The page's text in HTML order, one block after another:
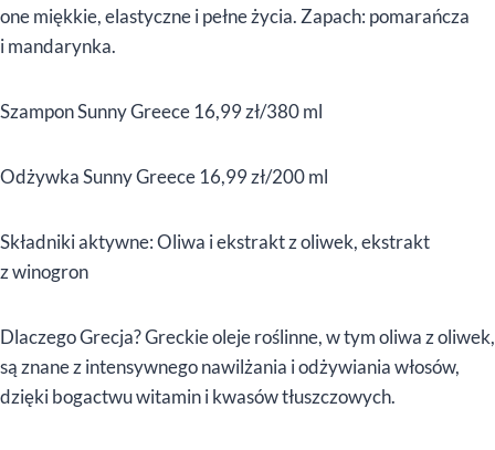
one miękkie, elastyczne i pełne życia. Zapach: pomarańcza
i mandarynka.
Szampon Sunny Greece 16,99 zł/380 ml
Odżywka Sunny Greece 16,99 zł/200 ml
Składniki aktywne: Oliwa i ekstrakt z oliwek, ekstrakt
z winogron
Dlaczego Grecja? Greckie oleje roślinne, w tym oliwa z oliwek,
są znane z intensywnego nawilżania i odżywiania włosów,
dzięki bogactwu witamin i kwasów tłuszczowych.